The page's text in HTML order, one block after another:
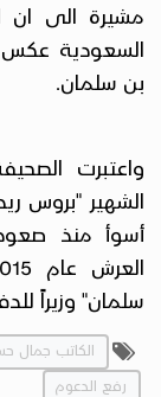
مشيرة الى ان
السعودية عكس
بن سلمان.
واعتبرت
الشهير "بروس
أسوأ منذ
سلمان" وزيراً
الكاتب جمال
رفع الدعوم